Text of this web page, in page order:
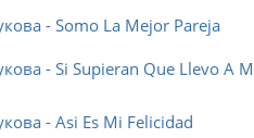
- Somo La Mejor Pareja
- Si Supieran Que Llevo A
- Asi Es Mi Felicidad